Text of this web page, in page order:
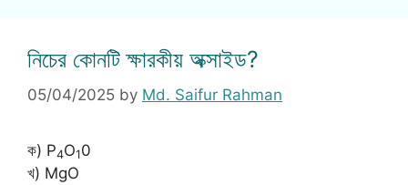
নিচের কোনটি ক্ষারকীয় অক্সাইড?
05/04/2025 by Md. Saifur Rahman
ক) P4O10
খ) MgO